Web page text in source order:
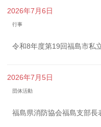
2026年7月6日
行事
令和8年度第19回福島市私
2026年7月5日
団体活動
福島県消防協会福島支部長